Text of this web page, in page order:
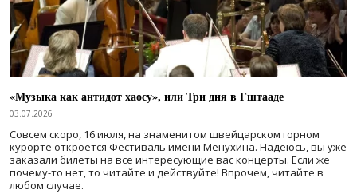
«Музыка как антидот хаосу», или Три дня в Гштааде
03.07.2026
Совсем скоро, 16 июля, на знаменитом швейцарском горном
курорте откроется Фестиваль имени Менухина. Надеюсь, вы уже
заказали билеты на все интересующие вас концерты. Если же
почему-то нет, то читайте и действуйте! Впрочем, читайте в
любом случае.